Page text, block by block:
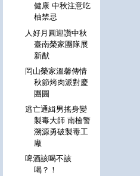
健康 中秋注意吃
柚禁忌
人好月圓迎讚中秋
臺南榮家團隊展
新猷
岡山榮家溫馨傳情
秋節烤肉派對慶
團圓
逃亡通緝男搖身變
製毒大師 南檢警
溯源勇破製毒工
廠
啤酒該喝不該
喝？！